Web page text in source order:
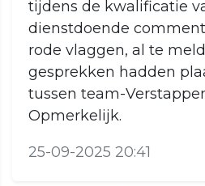
tijdens de kwalificatie
dienstdoende
rode vlaggen, al te
gesprekken hadden
tussen team-
Opmerkelijk.
25-09-2025 20:41